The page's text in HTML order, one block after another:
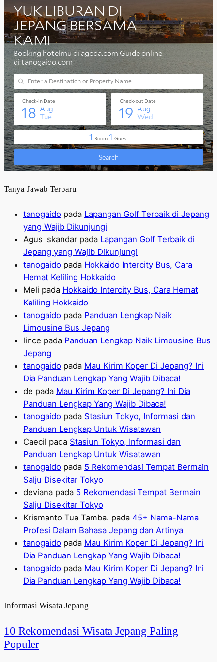
Tanya Jawab Terbaru
tanogaido pada Lapangan Golf Terbaik di Jepang
yang Wajib Dikunjungi
Agus Iskandar pada Lapangan Golf Terbaik di
Jepang yang Wajib Dikunjungi
tanogaido pada Hokkaido Intercity Bus, Cara
Hemat Keliling Hokkaido
Meli pada Hokkaido Intercity Bus, Cara Hemat
Keliling Hokkaido
tanogaido pada Panduan Lengkap Naik
Limousine Bus Jepang
lince pada Panduan Lengkap Naik Limousine Bus
Jepang
tanogaido pada Mau Kirim Koper Di Jepang? Ini
Dia Panduan Lengkap Yang Wajib Dibaca!
de pada Mau Kirim Koper Di Jepang? Ini Dia
Panduan Lengkap Yang Wajib Dibaca!
tanogaido pada Stasiun Tokyo, Informasi dan
Panduan Lengkap Untuk Wisatawan
Caecil pada Stasiun Tokyo, Informasi dan
Panduan Lengkap Untuk Wisatawan
tanogaido pada 5 Rekomendasi Tempat Bermain
Salju Disekitar Tokyo
deviana pada 5 Rekomendasi Tempat Bermain
Salju Disekitar Tokyo
Krismanto Tua Tamba. pada 45+ Nama-Nama
Profesi Dalam Bahasa Jepang dan Artinya
tanogaido pada Mau Kirim Koper Di Jepang? Ini
Dia Panduan Lengkap Yang Wajib Dibaca!
tanogaido pada Mau Kirim Koper Di Jepang? Ini
Dia Panduan Lengkap Yang Wajib Dibaca!
Informasi Wisata Jepang
10 Rekomendasi Wisata Jepang Paling
Populer